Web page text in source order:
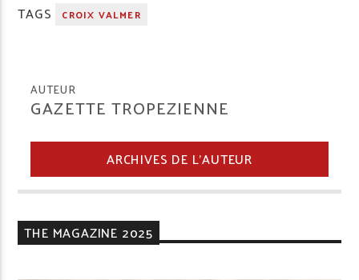
TAGS
CROIX VALMER
AUTEUR
GAZETTE TROPEZIENNE
ARCHIVES DE L'AUTEUR
THE MAGAZINE 2025